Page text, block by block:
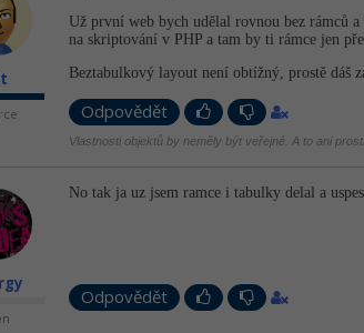
Už první web bych udělal rovnou bez rámců
na skriptování v PHP a tam by ti rámce jen
Beztabulkový layout není obtížný, prostě
Odpovědět
Vlastnosti objektů by neměly být veřejné. A to ani
No tak ja uz jsem ramce i tabulky delal a
Odpovědět